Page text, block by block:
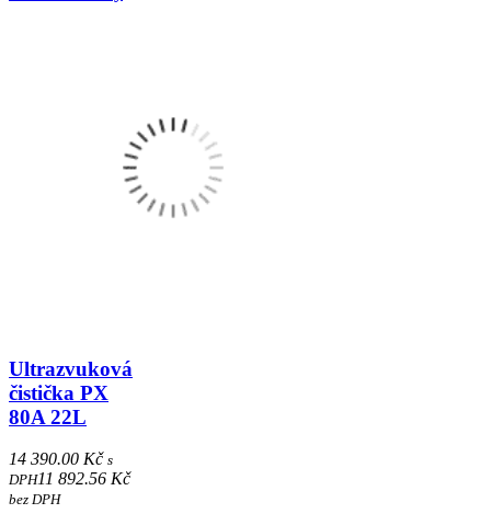
Ultrazvuková
čistička PX
80A 22L
14 390.00 Kč s
DPH11 892.56 Kč
bez DPH